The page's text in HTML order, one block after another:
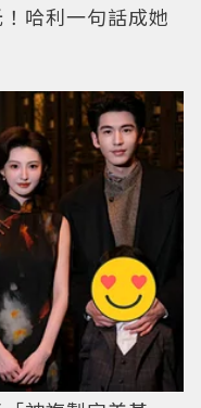
哈利一句話成她